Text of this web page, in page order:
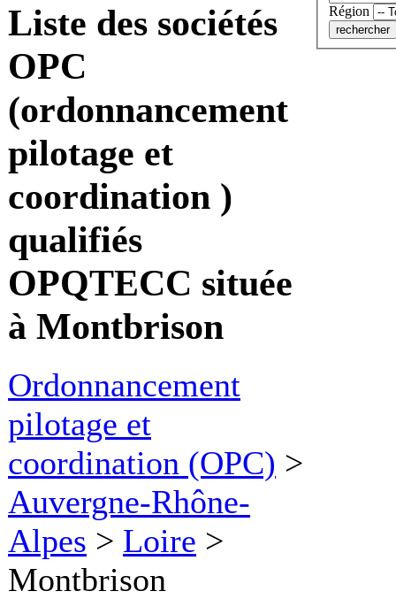
Liste des sociétés
OPC
(ordonnancement
pilotage et
coordination )
qualifiés
OPQTECC située
à Montbrison
Ordonnancement
pilotage et
coordination (OPC) >
Auvergne-Rhône-
Alpes > Loire >
Montbrison
Région